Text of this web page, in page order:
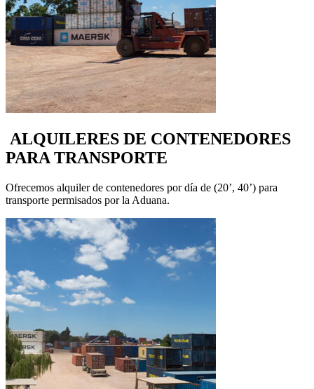
ALQUILERES DE CONTENEDORES
PARA TRANSPORTE
Ofrecemos alquiler de contenedores por día de (20’, 40’) para
transporte permisados por la Aduana.